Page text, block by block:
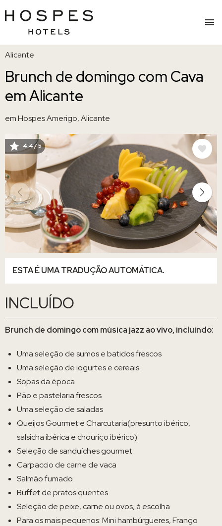
Saltar
para
conteúdo
principal
Alicante
Brunch de domingo com Cava
em Alicante
em Hospes Amerigo, Alicante
IMAGEM
4.4 / 5
ESTA É UMA TRADUÇÃO AUTOMÁTICA.
INCLUÍDO
Brunch de domingo com música jazz ao vivo, incluindo:
Uma seleção de sumos e batidos frescos
Uma seleção de iogurtes e cereais
Sopas da época
Pão e pastelaria frescos
Uma seleção de saladas
Queijos Gourmet e Charcutaria(presunto ibérico,
salsicha ibérica e chouriço ibérico)
Seleção de sanduíches gourmet
Carpaccio de carne de vaca
Salmão fumado
Buffet de pratos quentes
Seleção de peixe, carne ou ovos, à escolha
Para os mais pequenos: Mini hambúrgueres, Frango